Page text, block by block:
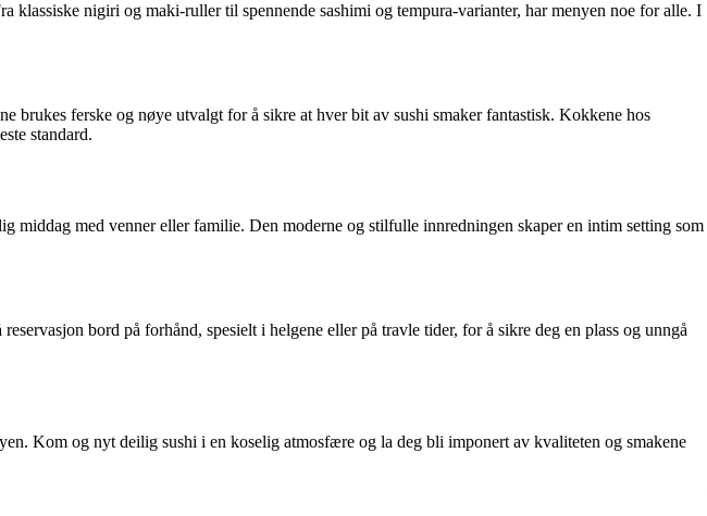
nigiri og maki-ruller til spennende sashimi og tempura-varianter, har menyen noe for alle. I
brukes ferske og nøye utvalgt for å sikre at hver bit av sushi smaker fantastisk. Kokkene hos
standard.
middag med venner eller familie. Den moderne og stilfulle innredningen skaper en intim setting som
bord på forhånd, spesielt i helgene eller på travle tider, for å sikre deg en plass og unngå
Kom og nyt deilig sushi i en koselig atmosfære og la deg bli imponert av kvaliteten og smakene